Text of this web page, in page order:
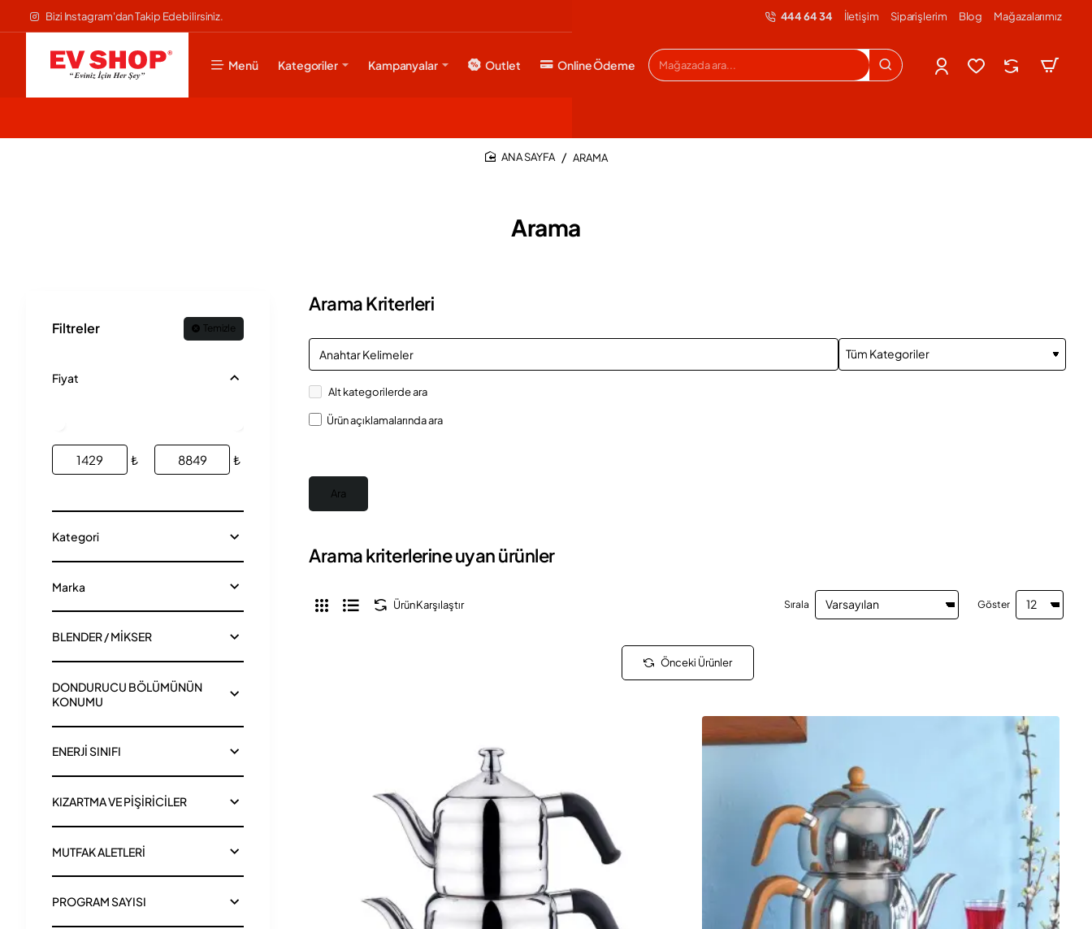
Bizi Instagram'dan Takip Edebilirsiniz. 444 64 34 İletişim Siparişlerim Blog Mağazalarımız
Menü Kategoriler Kampanyalar Outlet Online Ödeme
Mağazada
ara...
Arama
ARAMA
Filtreler Temizle
Fiyat
₺ ₺
Kategori
Marka
BLENDER / MİKSER
DONDURUCU BÖLÜMÜNÜN
KONUMU
ENERJİ SINIFI
KIZARTMA VE PİŞİRİCİLER
MUTFAK ALETLERİ
PROGRAM SAYISI
Arama Kriterleri
Alt kategorilerde ara
Ürün açıklamalarında ara
Ara
Arama kriterlerine uyan ürünler
Ürün Karşılaştır Sırala Göster
Önceki Ürünler